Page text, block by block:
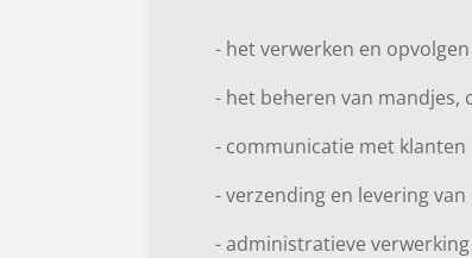
- het verwerken en
- het beheren van mandjes,
- communicatie met klanten
- verzending en levering
- administratieve